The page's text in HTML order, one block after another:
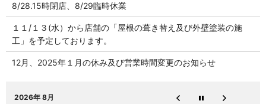
8/28.15時閉店、8/29臨時休業
１１/１３(水）から店舗の「屋根の葺き替え及び外壁塗装の施
工」を予定しております。
12月、2025年１月の休み及び営業時間変更のお知らせ
2026年 8月